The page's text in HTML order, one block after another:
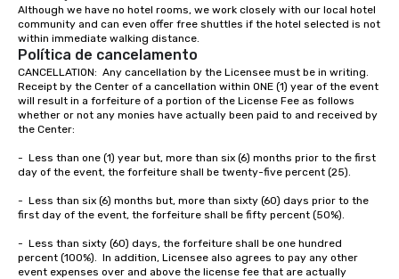
Although we have no hotel rooms, we work closely with our local hotel
community and can even offer free shuttles if the hotel selected is not
within immediate walking distance.
Política de cancelamento
CANCELLATION:  Any cancellation by the Licensee must be in writing.
Receipt by the Center of a cancellation within ONE (1) year of the event
will result in a forfeiture of a portion of the License Fee as follows
whether or not any monies have actually been paid to and received by
the Center:
-	Less than one (1) year but, more than six (6) months prior to the first
day of the event, the forfeiture shall be twenty-five percent (25).
-	Less than six (6) months but, more than sixty (60) days prior to the
first day of the event, the forfeiture shall be fifty percent (50%).
-	Less than sixty (60) days, the forfeiture shall be one hundred
percent (100%).  In addition, Licensee also agrees to pay any other
event expenses over and above the license fee that are actually